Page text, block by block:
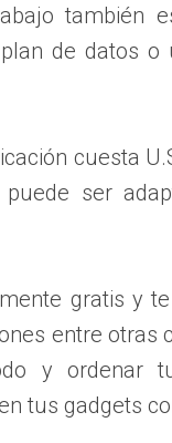
también
de datos o
cuesta
ser
gratis y
entre otras
y ordenar
tus gadgets